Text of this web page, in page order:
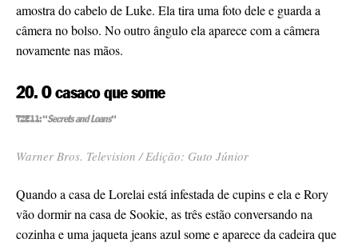
amostra do cabelo de Luke. Ela tira uma foto dele e guarda a
câmera no bolso. No outro ângulo ela aparece com a câmera
novamente nas mãos.
20. O casaco que some
T2E11: “Secrets and Loans“
Warner Bros. Television / Edição: Guto Júnior
Quando a casa de Lorelai está infestada de cupins e ela e Rory
vão dormir na casa de Sookie, as três estão conversando na
cozinha e uma jaqueta jeans azul some e aparece da cadeira que